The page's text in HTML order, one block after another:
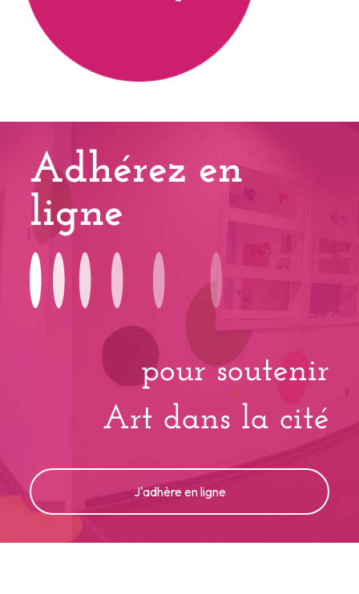
Adhérez en
ligne
pour soutenir
Art dans la cité
J'adhère en ligne